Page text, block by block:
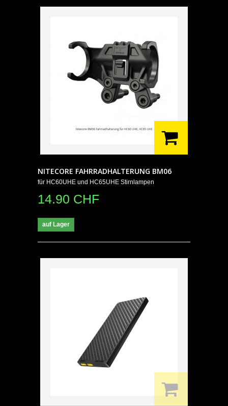
NITECORE FAHRRADHALTERUNG BM06
für HC60UHE und HC65UHE Stirnlampen
14.90 CHF
auf Lager